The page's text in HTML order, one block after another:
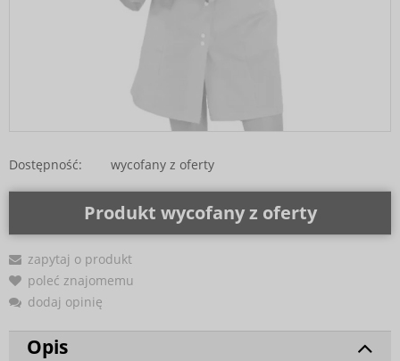
Dostępność: wycofany z oferty
Produkt wycofany z oferty
zapytaj o produkt
poleć znajomemu
dodaj opinię
Opis